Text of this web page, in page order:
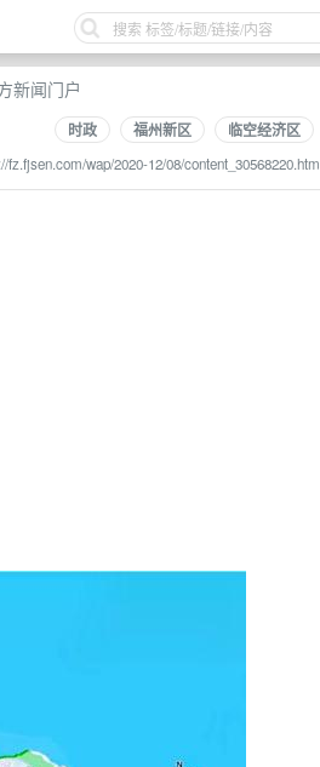
新闻门户
时政 福州新区 临空经济区
fz.fjsen.com/wap/2020-12/08/content_30568220.htm